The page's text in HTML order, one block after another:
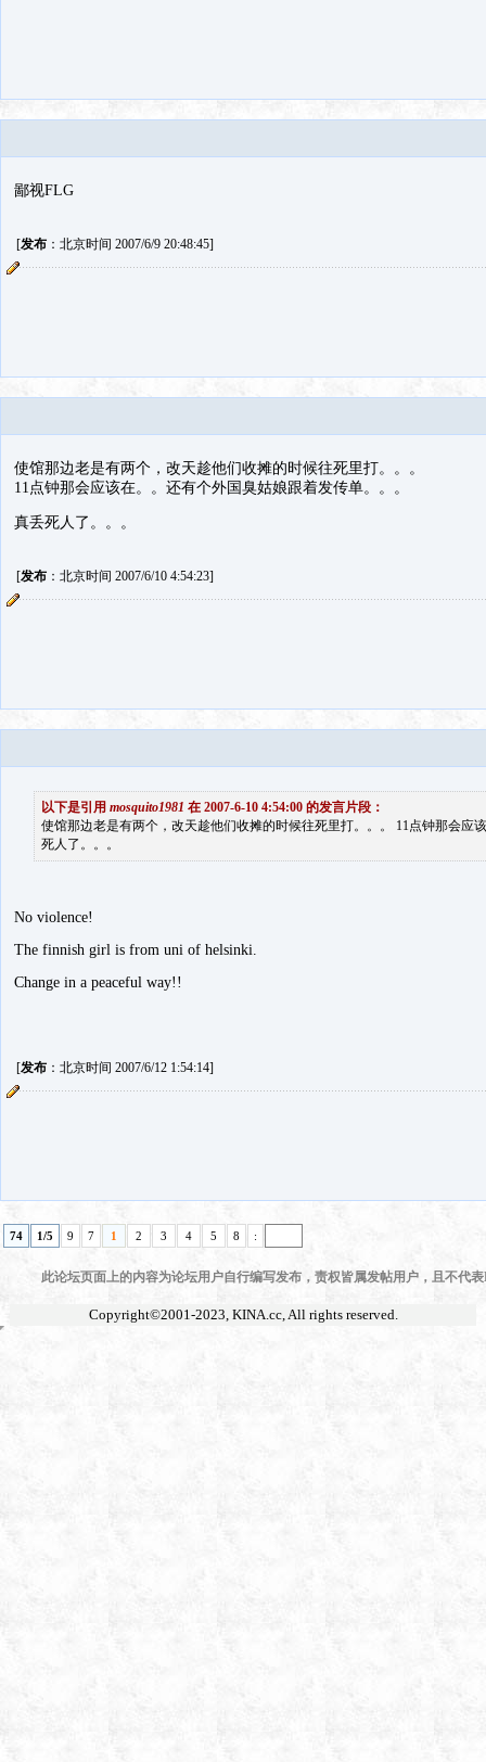
鄙视FLG
[发布：北京时间 2007/6/9 20:48:45]
使馆那边老是有两个，改天趁他们收摊的时候往死里打。。。
11点钟那会应该在。。还有个外国臭姑娘跟着发传单。。。
真丢死人了。。。
[发布：北京时间 2007/6/10 4:54:23]
以下是引用 mosquito1981 在 2007-6-10 4:54:00 的发言片段：
使馆那边老是有两个，改天趁他们收摊的时候往死里打。。。 11点钟那会应
死人了。。。
No violence!
The finnish girl is from uni of helsinki.
Change in a peaceful way!!
[发布：北京时间 2007/6/12 1:54:14]
74 1/5 9 7 1 2 3 4 5 8 :
此论坛页面上的内容为论坛用户自行编写发布，责权皆属发帖用户，且不代
Copyright©2001-2023, KINA.cc, All rights reserved.